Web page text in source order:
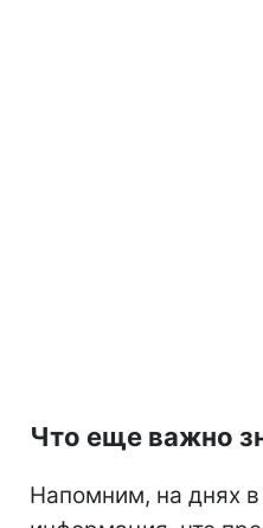
Что еще важно
Напомним, на днях